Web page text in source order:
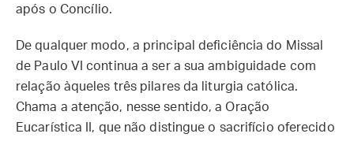
após o Concílio.
De qualquer modo, a principal deficiência do Missal
de Paulo VI continua a ser a sua ambiguidade com
relação àqueles três pilares da liturgia católica.
Chama a atenção, nesse sentido, a Oração
Eucarística II, que não distingue o sacrifício oferecido